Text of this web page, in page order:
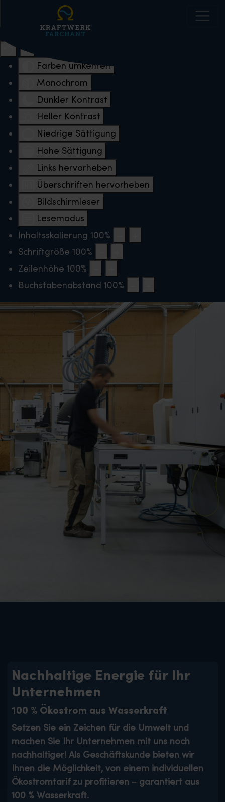
Eingabehilfen öffnen
Farben umkehren
Monochrom
Dunkler Kontrast
Heller Kontrast
Niedrige Sättigung
Hohe Sättigung
Links hervorheben
Überschriften hervorheben
Bildschirmleser
Lesemodus
Inhaltsskalierung 100%
Schriftgröße 100%
Zeilenhöhe 100%
Buchstabenabstand 100%
Nachhaltige Energie für Ihr
Unternehmen
100 % Ökostrom aus Wasserkraft
Setzen Sie ein Zeichen für die Umwelt und
machen Sie Ihr Unternehmen mit uns noch
nachhaltiger! Als Geschäftskunde bieten wir
Ihnen die Möglichkeit, von einem individuellen
Ökostromtarif zu profitieren – garantiert aus
100 % Wasserkraft.